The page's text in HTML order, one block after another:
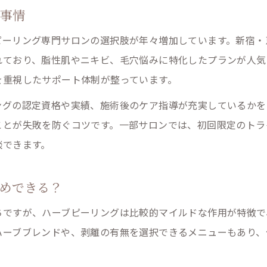
ダウンタイム明けに実感する肌質改善効果
情
リング専門サロンの選択肢が年々増加しています。新宿
おり、脂性肌やニキビ、毛穴悩みに特化したプランが人
視したサポート体制が整っています。
の認定資格や実績、施術後のケア指導が充実しているか
が失敗を防ぐコツです。一部サロンでは、初回限定のト
きます。
できる？
すが、ハーブピーリングは比較的マイルドな作用が特徴
ブブレンドや、剥離の有無を選択できるメニューもあり